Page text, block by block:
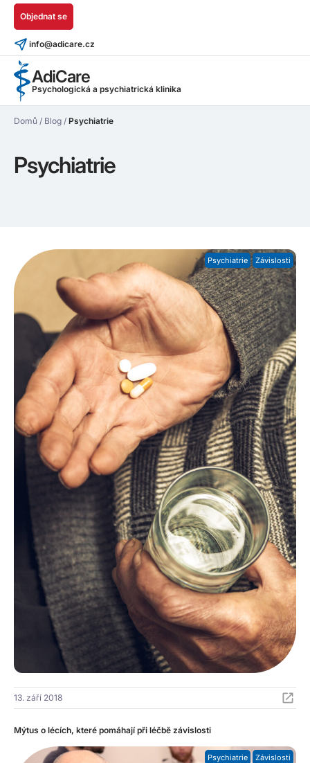
AdiCare
Psychologická a psychiatrická klinika
Objednat se
info@adicare.cz
Domů / Blog / Psychiatrie
Psychiatrie
Psychiatrie Závislosti
13. září 2018
Mýtus o lécích, které pomáhají při léčbě závislosti
Psychiatrie Závislosti